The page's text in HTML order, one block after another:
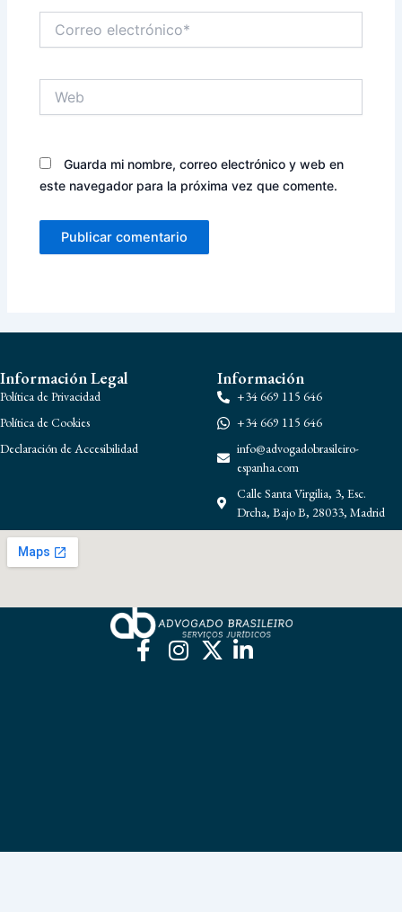
electrónico*
Guarda mi nombre, correo electrónico y web en
este navegador para la próxima vez que comente.
Información Legal
Política de Privacidad
Política de Cookies
Declaración de Accesibilidad
Información
+34 669 115 646
+34 669 115 646
info@advogadobrasileiro-
espanha.com
Calle Santa Virgilia, 3, Esc.
Drcha, Bajo B, 28033, Madrid